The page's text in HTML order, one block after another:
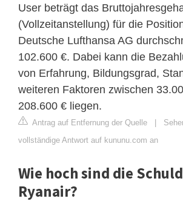
User beträgt das
(Vollzeitanstellung) für die
Deutsche Lufthansa AG
102.600 €. Dabei kann die
von Erfahrung, Bildungsgrad,
weiteren Faktoren zwischen
208.600 € liegen.
Antrag auf Entfernung der Quelle |
vollständige Antwort auf kununu.com an
Wie hoch sind die
Ryanair?